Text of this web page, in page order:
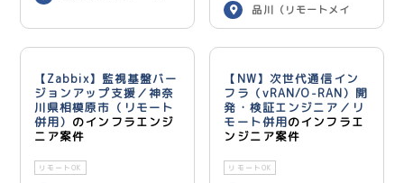
品川（リモートメイ
ン）
【Zabbix】監視基盤バー
ジョンアップ支援／神奈
川県相模原市（リモート
併用） のインフラエンジ
ニア案件
リモートOK
【NW】次世代通信イン
フラ（vRAN/O-RAN）開
発・検証エンジニア／リ
モート併用のインフラエ
ンジニア案件
リモートOK